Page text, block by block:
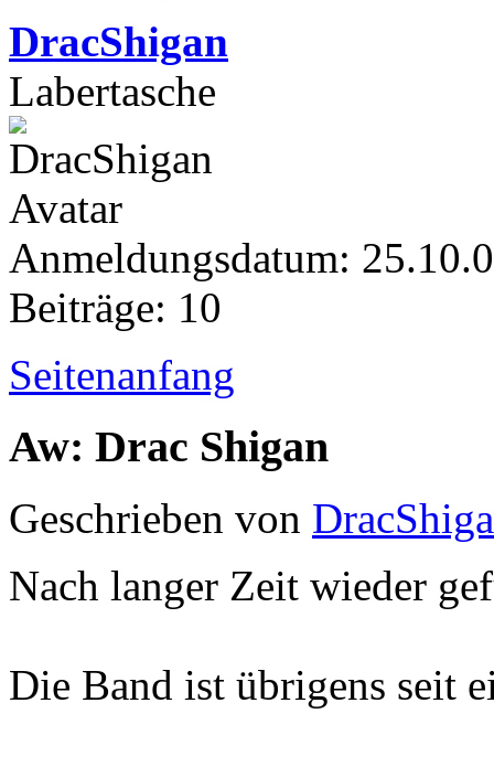
DracShigan
Labertasche
Anmeldungsdatum:
Beiträge: 10
Seitenanfang
Aw: Drac Shigan
Geschrieben von
Nach langer Zeit wieder
Die Band ist übrigens seit